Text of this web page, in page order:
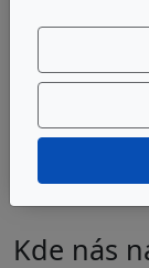
Kde nás